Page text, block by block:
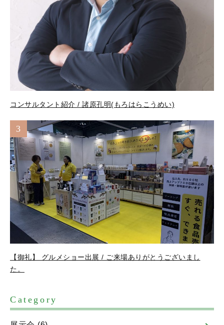
コンサルタント紹介 / 諸原孔明(もろはらこうめい)
3
【御礼】 グルメショー出展 / ご来場ありがとうございまし
た。
Category